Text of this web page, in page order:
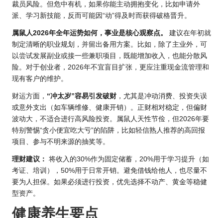
裁员风险。但危中有机，如果你能主动拥抱变化，比如申请外
派、学习新技能，反而可能因“动”得及时而获得破格晋升。
属鼠人2026年全年运势如何，事业是核心观察点。
建议在年初就
制定清晰的职业规划，并留出备用方案。比如，除了主业外，可
以尝试发展副业或接一些兼职项目，既能增加收入，也能分散风
险。对于创业者，2026年不宜盲目扩张，更应注重现金流管理和
现有客户的维护。
财运方面， “冲太岁”容易引发破财 ，尤其是冲动消费、投资失误
或意外支出（如车辆维修、健康开销）。正财相对稳定，但偏财
波动大，不适合进行高风险投资。属鼠人天性节俭，但2026年要
特别警惕“贪小便宜吃大亏”的陷阱，比如轻信熟人推荐的高回报
项目、参与不明来源的抽奖等。
理财建议： 将收入的30%作为固定储蓄，20%用于学习提升（如
考证、培训），50%用于日常开销。避免借钱给他人，也尽量不
要为人担保。如果必须进行投资，优先选择不动产、黄金等稳健
型资产。
健康养生要点